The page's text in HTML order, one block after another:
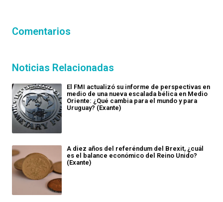
Comentarios
Noticias Relacionadas
El FMI actualizó su informe de perspectivas en
medio de una nueva escalada bélica en Medio
Oriente: ¿Qué cambia para el mundo y para
Uruguay? (Exante)
A diez años del referéndum del Brexit, ¿cuál
es el balance económico del Reino Unido?
(Exante)